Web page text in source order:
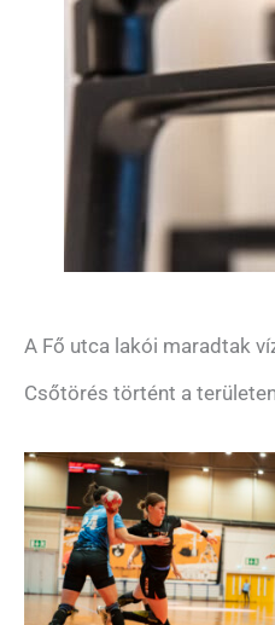
A Fő utca lakói maradtak
Csőtörés történt a